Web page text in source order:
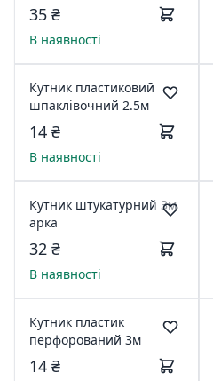
35 ₴
В наявності
Кутник пластиковий
шпаклівочний 2.5м
14 ₴
В наявності
Кутник штукатурний 3м
арка
32 ₴
В наявності
Кутник пластик
перфорований 3м
14 ₴